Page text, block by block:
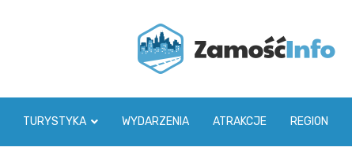
TURYSTYKA WYDARZENIA ATRAKCJE REGION